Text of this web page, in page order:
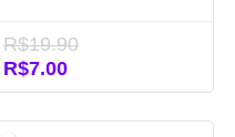
R$19.90
O
preço
R$7.00O
preço